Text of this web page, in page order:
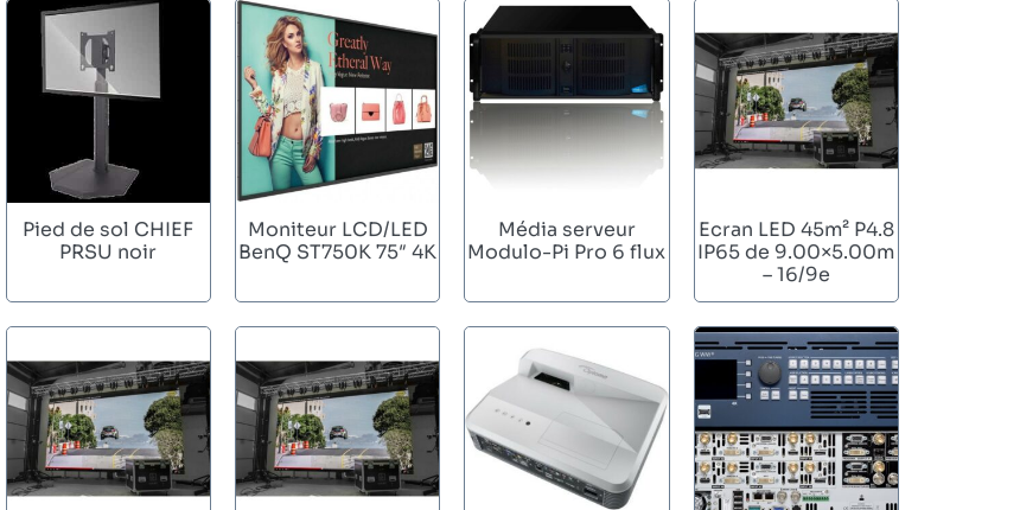
Pied de sol CHIEF
PRSU noir
Moniteur LCD/LED
BenQ ST750K 75″ 4K
Média serveur
Modulo-Pi Pro 6 flux
Ecran LED 45m² P4.8
IP65 de 9.00×5.00m
– 16/9e